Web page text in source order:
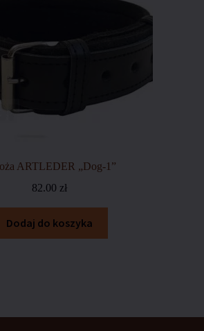
ARTLEDER „Dog-1”
82.00 zł
Dodaj do koszyka